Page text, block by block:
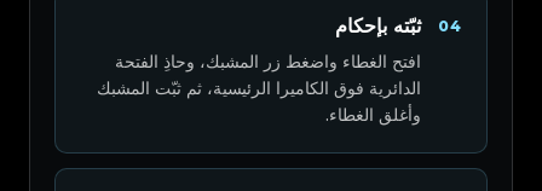
04 ثبّته بإحكام
افتح الغطاء واضغط زر المشبك، وحاذِ الفتحة
الدائرية فوق الكاميرا الرئيسية، ثم ثبّت المشبك
وأغلق الغطاء.